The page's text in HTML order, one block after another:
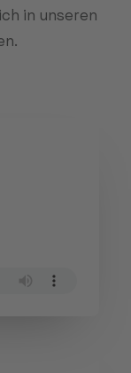
in unseren